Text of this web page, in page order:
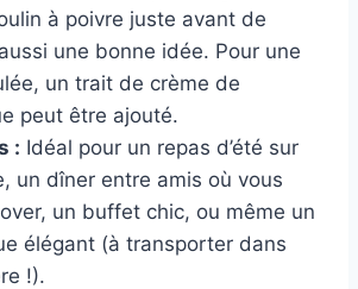
à poivre juste avant de
une bonne idée. Pour une
un trait de crème de
peut être ajouté.
: Idéal pour un repas d’été sur
un dîner entre amis où vous
un buffet chic, ou même un
élégant (à transporter dans
!).